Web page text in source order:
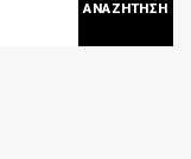
ΑΝΑΖΉΤΗΣΗ